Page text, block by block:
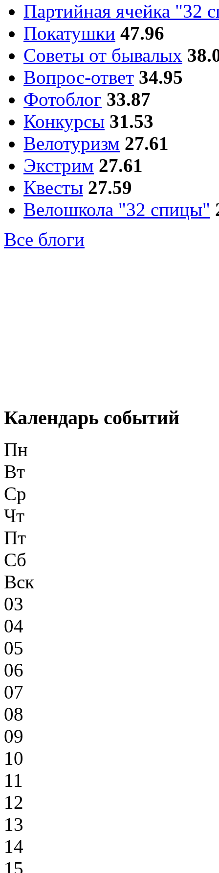
Партийная ячейка "32
Покатушки 47.96
Советы от бывалых
Вопрос-ответ 34.95
Фотоблог 33.87
Конкурсы 31.53
Велотуризм 27.61
Экстрим 27.61
Квесты 27.59
Велошкола "32 спицы"
Все блоги
Календарь событий
Пн
Вт
Ср
Чт
Пт
Сб
Вск
03
04
05
06
07
08
09
10
11
12
13
14
15